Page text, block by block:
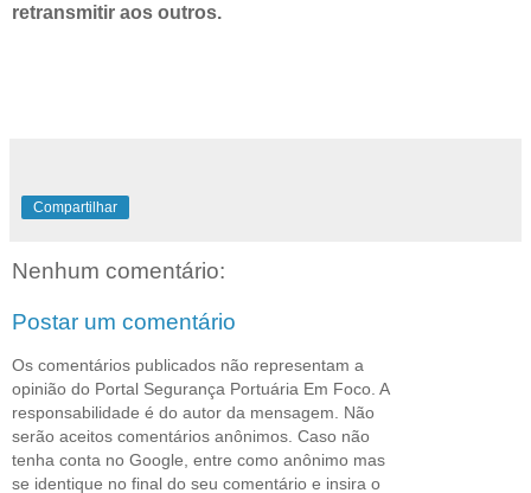
retransmitir aos outros.
Compartilhar
Nenhum comentário:
Postar um comentário
Os comentários publicados não representam a
opinião do Portal Segurança Portuária Em Foco. A
responsabilidade é do autor da mensagem. Não
serão aceitos comentários anônimos. Caso não
tenha conta no Google, entre como anônimo mas
se identique no final do seu comentário e insira o